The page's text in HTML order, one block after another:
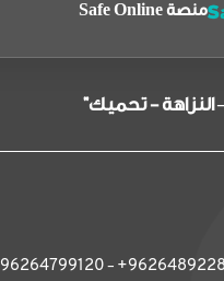
منصة Safe Online
النزاهة - تحميك"
-
96264799120+